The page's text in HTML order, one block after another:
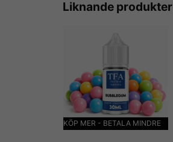
Liknande produkter
KÖP MER - BETALA MINDRE